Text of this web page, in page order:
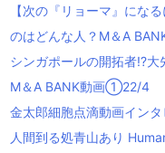
【次の『リョーマ』にな
のはどんな人？M＆A
シンガポールの開拓者!?
M＆A BANK動画①22/4
金太郎細胞点滴動画イン
人間到る処青山あり